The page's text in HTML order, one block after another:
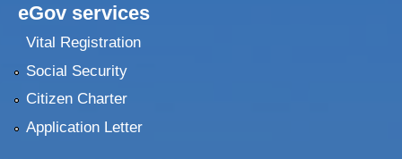
eGov services
Vital Registration
Social Security
Citizen Charter
Application Letter